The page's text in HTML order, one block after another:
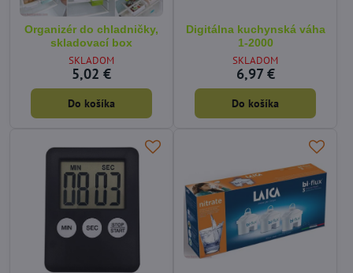
Organizér do chladničky,
skladovací box
SKLADOM
5,02 €
Do košíka
Digitálna kuchynská váha
1-2000
SKLADOM
6,97 €
Do košíka